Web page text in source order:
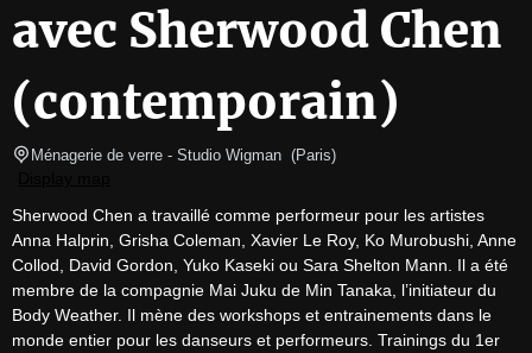
avec Sherwood Chen
(contemporain)
Ménagerie de verre - Studio Wigman (Paris)
Sherwood Chen a travaillé comme performeur pour les artistes
Anna Halprin, Grisha Coleman, Xavier Le Roy, Ko Murobushi, Anne
Collod, David Gordon, Yuko Kaseki ou Sara Shelton Mann. Il a été
membre de la compagnie Mai Juku de Min Tanaka, l’initiateur du
Body Weather. Il mène des workshops et entrainements dans le
monde entier pour les danseurs et performeurs. Trainings du 1er